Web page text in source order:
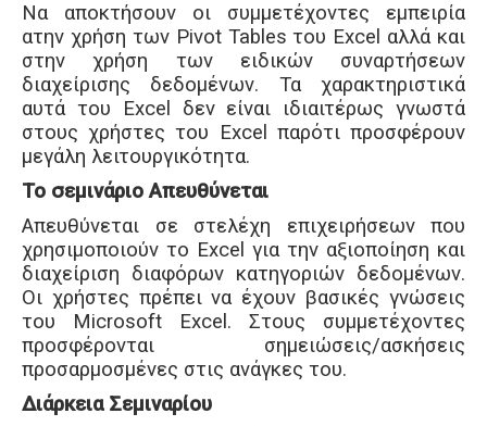
Να αποκτήσουν οι συμμετέχοντες εμπειρία
ατην χρήση των Pivot Tables του Excel αλλά και
στην χρήση των ειδικών συναρτήσεων
διαχείρισης δεδομένων. Τα χαρακτηριστικά
αυτά του Excel δεν είναι ιδιαιτέρως γνωστά
στους χρήστες του Excel παρότι προσφέρουν
μεγάλη λειτουργικότητα.
Το σεμινάριο Απευθύνεται
Απευθύνεται σε στελέχη επιχειρήσεων που
χρησιμοποιούν το Excel για την αξιοποίηση και
διαχείριση διαφόρων κατηγοριών δεδομένων.
Οι χρήστες πρέπει να έχουν βασικές γνώσεις
του Microsoft Excel. Στους συμμετέχοντες
προσφέρονται σημειώσεις/ασκήσεις
προσαρμοσμένες στις ανάγκες του.
Διάρκεια Σεμιναρίου